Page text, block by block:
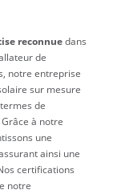
reconnuedans
de
notre entreprise
sur mesure
de
à notre
une
ainsi une
certifications
notre